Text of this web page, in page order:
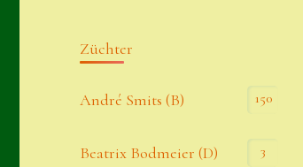
Züchter
André Smits (B) 150
Beatrix Bodmeier (D) 3